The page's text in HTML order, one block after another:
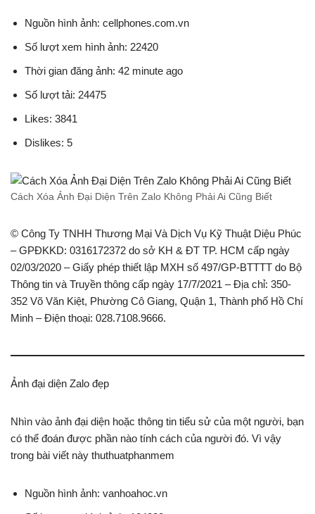
Nguồn hình ảnh: cellphones.com.vn
Số lượt xem hình ảnh: 22420
Thời gian đăng ảnh: 42 minute ago
Số lượt tải: 24475
Likes: 3841
Dislikes: 5
Cách Xóa Ảnh Đại Diện Trên Zalo Không Phải Ai Cũng Biết
© Công Ty TNHH Thương Mại Và Dịch Vụ Kỹ Thuật Diệu Phúc
– GPĐKKD: 0316172372 do sở KH & ĐT TP. HCM cấp ngày
02/03/2020 – Giấy phép thiết lập MXH số 497/GP-BTTTT do Bộ
Thông tin và Truyền thông cấp ngày 17/7/2021 – Địa chỉ: 350-
352 Võ Văn Kiệt, Phường Cô Giang, Quận 1, Thành phố Hồ Chí
Minh – Điện thoại: 028.7108.9666.
Ảnh đại diện Zalo đẹp
Nhìn vào ảnh đại diện hoặc thông tin tiểu sử của một người, bạn
có thể đoán được phần nào tính cách của người đó. Vì vậy
trong bài viết này thuthuatphanmem
Nguồn hình ảnh: vanhoahoc.vn